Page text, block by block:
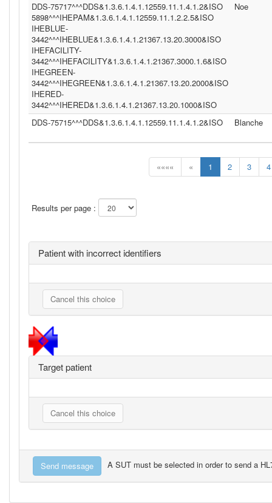
«««« « 1 2 3 4
Results per page :
DDS-75717^^^DDS&1.3.6.1.4.1.12559.11.1.4.1.2&ISO
5898^^^IHEPAM&1.3.6.1.4.1.12559.11.1.2.2.5&ISO
IHEBLUE-
3442^^^IHEBLUE&1.3.6.1.4.1.21367.13.20.3000&ISO
IHEFACILITY-
3442^^^IHEFACILITY&1.3.6.1.4.1.21367.3000.1.6&ISO
IHEGREEN-
3442^^^IHEGREEN&1.3.6.1.4.1.21367.13.20.2000&ISO
IHERED-
3442^^^IHERED&1.3.6.1.4.1.21367.13.20.1000&ISO
Noe
DDS-75715^^^DDS&1.3.6.1.4.1.12559.11.1.4.1.2&ISO Blanche
Patient with incorrect identifiers
Target patient
A SUT must be selected in order to send a